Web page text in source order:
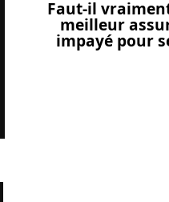
Faut-il
meilleur
impayé pour